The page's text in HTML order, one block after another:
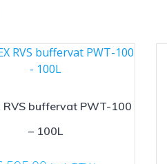
RVS buffervat PWT-100
– 100L